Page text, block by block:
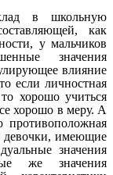
в школьную
как
у мальчиков
значения
влияние
если личностная
хорошо учиться
хорошо в меру. А
противоположная
девочки, имеющие
значения
же значения